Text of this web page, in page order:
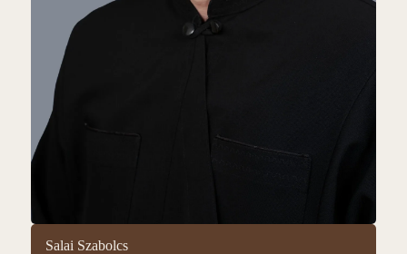
Salai Szabolcs